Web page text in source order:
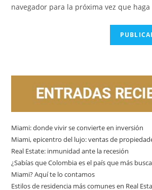
navegador para la próxima vez que
Miami: donde vivir se convierte en inversión
Miami, epicentro del lujo: ventas de
Real Estate: inmunidad ante la recesión
¿Sabías que Colombia es el país que más
Miami? Aquí te lo contamos
Estilos de residencia más comunes en Real